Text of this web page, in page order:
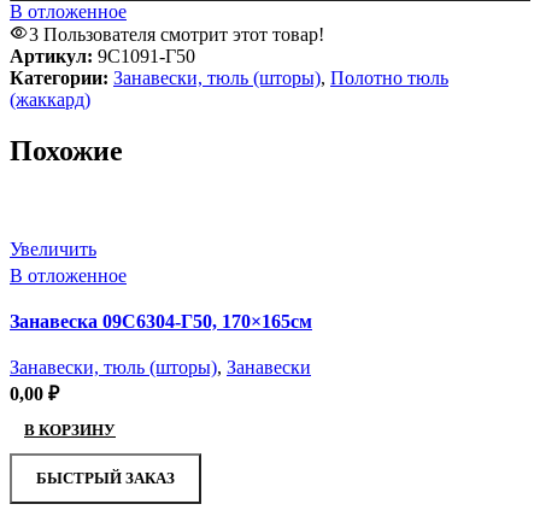
В отложенное
3 Пользователя смотрит этот товар!
Артикул: 9С1091-Г50
Категории: Занавески, тюль (шторы), Полотно тюль
(жаккард)
Похожие
Увеличить
В отложенное
Занавеска 09С6304-Г50, 170×165см
Занавески, тюль (шторы), Занавески
0,00 ₽
В КОРЗИНУ
БЫСТРЫЙ ЗАКАЗ